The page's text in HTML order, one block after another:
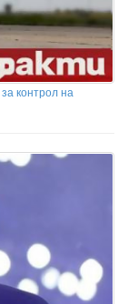
контрол на